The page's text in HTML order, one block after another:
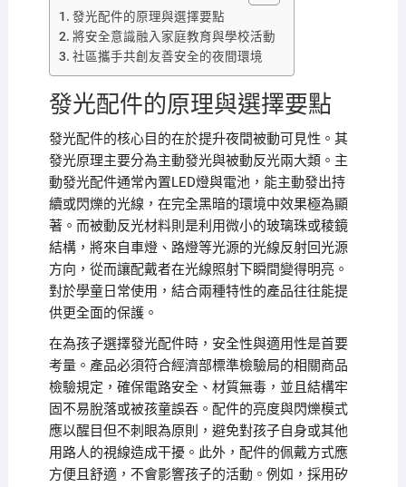
發光配件的原理與選擇要點
將安全意識融入家庭教育與學校活動
社區攜手共創友善安全的夜間環境
發光配件的原理與選擇要點
發光配件的核心目的在於提升夜間被動可見性。其
發光原理主要分為主動發光與被動反光兩大類。主
動發光配件通常內置LED燈與電池，能主動發出持
續或閃爍的光線，在完全黑暗的環境中效果極為顯
著。而被動反光材料則是利用微小的玻璃珠或稜鏡
結構，將來自車燈、路燈等光源的光線反射回光源
方向，從而讓配戴者在光線照射下瞬間變得明亮。
對於學童日常使用，結合兩種特性的產品往往能提
供更全面的保護。
在為孩子選擇發光配件時，安全性與適用性是首要
考量。產品必須符合經濟部標準檢驗局的相關商品
檢驗規定，確保電路安全、材質無毒，並且結構牢
固不易脫落或被孩童誤吞。配件的亮度與閃爍模式
應以醒目但不刺眼為原則，避免對孩子自身或其他
用路人的視線造成干擾。此外，配件的佩戴方式應
方便且舒適，不會影響孩子的活動。例如，採用矽